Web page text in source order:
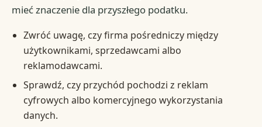
mieć znaczenie dla przyszłego podatku.
Zwróć uwagę, czy firma pośredniczy między
użytkownikami, sprzedawcami albo
reklamodawcami.
Sprawdź, czy przychód pochodzi z reklam
cyfrowych albo komercyjnego wykorzystania
danych.